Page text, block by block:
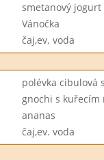
smetanový
Vánočka
čaj,ev. voda
polévka cibulová
gnochi s kuřecím
ananas
čaj,ev. voda